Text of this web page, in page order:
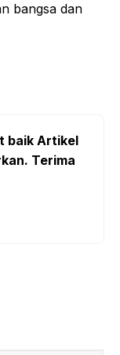
bangsa dan
baik Artikel
Terima